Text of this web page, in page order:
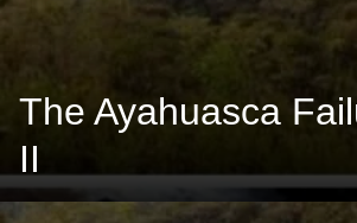
The Ayahuasca
II